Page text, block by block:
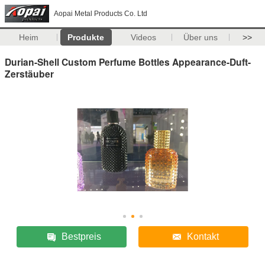
Aopai Metal Products Co. Ltd
Heim Produkte Videos Über uns >>
Durian-Shell Custom Perfume Bottles Appearance-Duft-
Zerstäuber
Bestpreis Kontakt